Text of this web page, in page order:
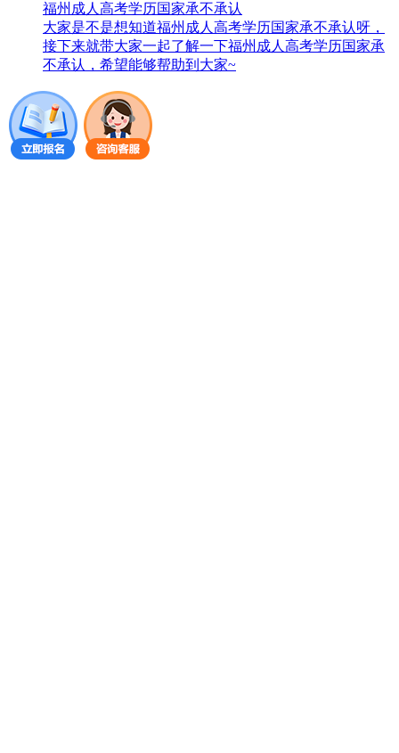
福州成人高考学历国家承不承认
大家是不是想知道福州成人高考学历国家承不承认呀，
接下来就带大家一起了解一下福州成人高考学历国家承
不承认，希望能够帮助到大家~